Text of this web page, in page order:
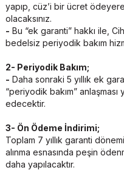
yapıp, cüz’i bir ücret
olacaksınız.
- Bu “ek garanti” hakkı ile,
bedelsiz periyodik bakım
2- Periyodik Bakım;
- Daha sonraki 5 yıllık ek
“periyodik bakım”
edecektir.
3- Ön Ödeme İndirimi;
Toplam 7 yıllık garanti
alınma esnasında peşin
daha yapılacaktır.